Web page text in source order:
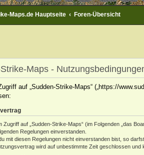
Maps.de Hauptseite Foren-Übersicht
Maps -
auf „Sudden-Strike-Maps“ („https://
Zugriff auf „Sudden-Strike-Maps“ (im Folgenden „das
Regelungen einverstanden.
mit diesen Regelungen nicht einverstanden bist, so
wird auf unbestimmte Zeit geschlossen und